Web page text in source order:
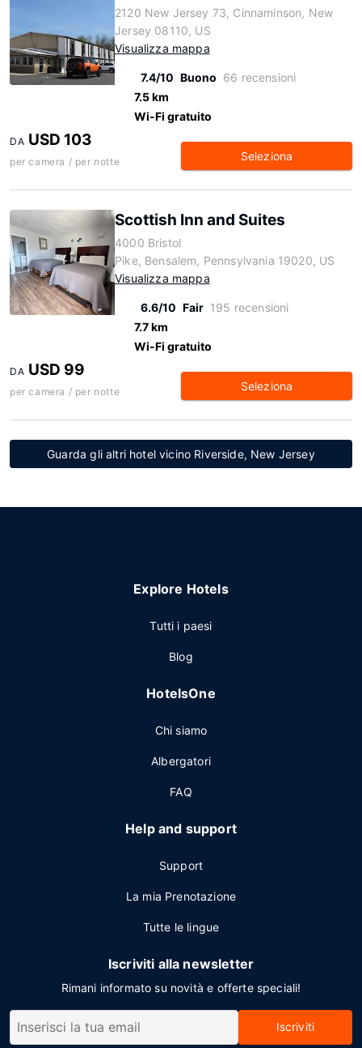
2120 New Jersey 73, Cinnaminson, New
Jersey 08110, US
Visualizza mappa
7.4/10 Buono 66 recensioni
7.5 km
Wi-Fi gratuito
DA USD 103
per camera / per notte Seleziona
Scottish Inn and Suites
4000 Bristol
Pike, Bensalem, Pennsylvania 19020, US
Visualizza mappa
6.6/10 Fair 195 recensioni
7.7 km
Wi-Fi gratuito
DA USD 99
per camera / per notte Seleziona
Guarda gli altri hotel vicino Riverside, New Jersey
Explore Hotels
Tutti i paesi
Blog
HotelsOne
Chi siamo
Albergatori
FAQ
Help and support
Support
La mia Prenotazione
Tutte le lingue
Iscriviti alla newsletter
Rimani informato su novità e offerte speciali!
Iscriviti